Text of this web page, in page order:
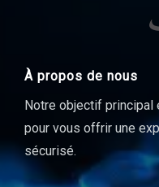
À propos de nous
Notre objectif principal
pour vous offrir une
sécurisé.